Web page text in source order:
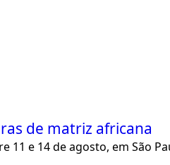
de matriz africana
e 14 de agosto, em São